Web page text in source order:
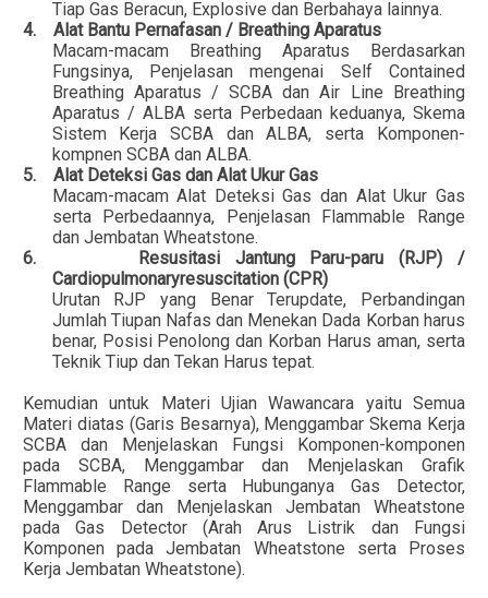
Tiap Gas Beracun, Explosive dan Berbahaya lainnya.
4.
Alat Bantu Pernafasan / Breathing Aparatus
Macam-macam Breathing Aparatus Berdasarkan
Fungsinya, Penjelasan mengenai Self Contained
Breathing Aparatus / SCBA dan Air Line Breathing
Aparatus / ALBA serta Perbedaan keduanya, Skema
Sistem Kerja SCBA dan ALBA, serta Komponen-
kompnen SCBA dan ALBA.
5.
Alat Deteksi Gas dan Alat Ukur Gas
Macam-macam Alat Deteksi Gas dan Alat Ukur Gas
serta Perbedaannya, Penjelasan Flammable Range
dan Jembatan Wheatstone.
6.
Resusitasi Jantung Paru-paru (RJP) /
Cardiopulmonaryresuscitation (CPR)
Urutan RJP yang Benar Terupdate, Perbandingan
Jumlah Tiupan Nafas dan Menekan Dada Korban harus
benar, Posisi Penolong dan Korban Harus aman, serta
Teknik Tiup dan Tekan Harus tepat.
Kemudian untuk Materi Ujian Wawancara yaitu Semua
Materi diatas (Garis Besarnya), Menggambar Skema Kerja
SCBA dan Menjelaskan Fungsi Komponen-komponen
pada SCBA, Menggambar dan Menjelaskan Grafik
Flammable Range serta Hubunganya Gas Detector,
Menggambar dan Menjelaskan Jembatan Wheatstone
pada Gas Detector (Arah Arus Listrik dan Fungsi
Komponen pada Jembatan Wheatstone serta Proses
Kerja Jembatan Wheatstone).